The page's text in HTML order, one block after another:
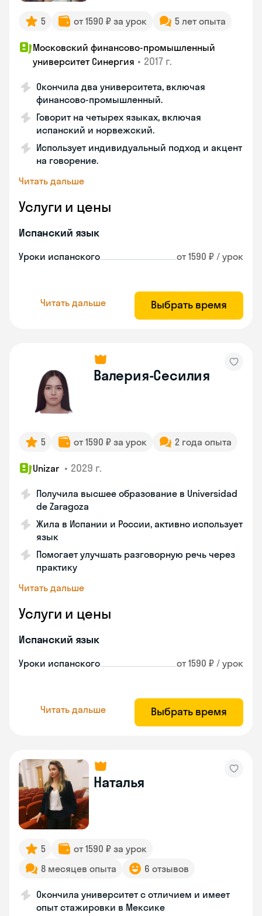
5 от 1590 ₽ за урок 5 лет опыта
Московский финансово-промышленный
университет Синергия • 2017 г.
Окончила два университета, включая
финансово-промышленный.
Говорит на четырех языках, включая
испанский и норвежский.
Использует индивидуальный подход и акцент
на говорение.
Читать дальше
Услуги и цены
Испанский язык
Уроки испанского от 1590 ₽ / урок
Читать дальше Выбрать время
Валерия-Сесилия
5 от 1590 ₽ за урок 2 года опыта
Unizar • 2029 г.
Получила высшее образование в Universidad
de Zaragoza
Жила в Испании и России, активно использует
язык
Помогает улучшать разговорную речь через
практику
Читать дальше
Услуги и цены
Испанский язык
Уроки испанского от 1590 ₽ / урок
Читать дальше Выбрать время
Наталья
5
от 1590 ₽ за урок
8 месяцев опыта
6 отзывов
Окончила университет с отличием и имеет
опыт стажировки в Мексике